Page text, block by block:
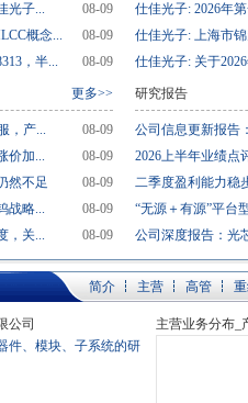
08-09
光子...
08-09
概念...
08-09
，半...
更多>>
08-09
，产...
08-09
价加...
08-09
然不足
08-09
战略...
08-09
，关...
仕佳光子: 2026年
仕佳光子: 上海市
仕佳光子: 关于
研究报告
公司信息更新报告
2026上半年业绩点
二季度盈利能力稳
“无源＋有源”平台
公司深度报告：光
简介 主营 高管
公司
件、模块、子系统的研
主营业务分布_